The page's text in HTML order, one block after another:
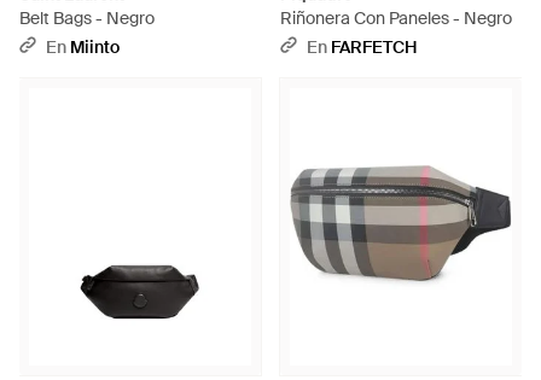
Belt Bags - Negro
En Miinto
Riñonera Con Paneles - Negro
En FARFETCH